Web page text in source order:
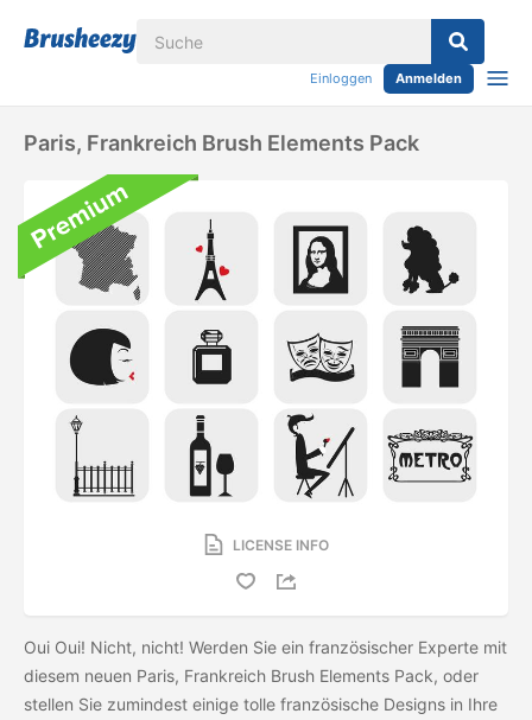
Einloggen Anmelden
Paris, Frankreich Brush Elements Pack
LICENSE INFO
Oui Oui! Nicht, nicht! Werden Sie ein französischer Experte mit
diesem neuen Paris, Frankreich Brush Elements Pack, oder
stellen Sie zumindest einige tolle französische Designs in Ihre